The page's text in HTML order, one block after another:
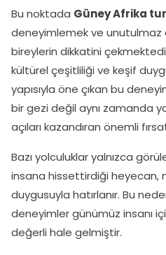
Bu noktada Güney Afrika
deneyimlemek ve unutulmaz
bireylerin dikkatini
kültürel çeşitliliği ve keşif
yapısıyla öne çıkan bu
bir gezi değil aynı zamanda
açıları kazandıran önemli
Bazı yolculuklar yalnızca
insana hissettirdiği heyecan,
duygusuyla hatırlanır. Bu
deneyimler günümüz insanı
değerli hale gelmiştir.